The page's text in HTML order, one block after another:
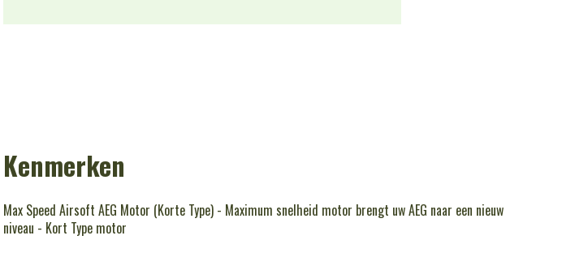
Kenmerken
Max Speed Airsoft AEG Motor (Korte Type) - Maximum snelheid motor brengt uw AEG naar een nieuw
niveau - Kort Type motor